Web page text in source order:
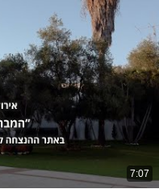
7:07